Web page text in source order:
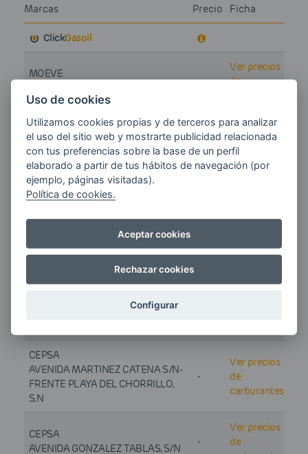
Marcas Precio Ficha
ClickGasoil
MOEVE
-
Ver precios
de
ON365
MUELLE ALFAU, S/N
-
Ver precios
de
carburantes
SHELL CATENA
AVENIDA MARTINEZ CATENA, 6
SHELL MUELLE DATO
-
de
AVENIDA MUELLE CAÑONERO
CEPSA
AVENIDA MARTINEZ CATENA S/N-
FRENTE PLAYA DEL CHORRILLO,
S,N
-
Ver precios
de
carburantes
CEPSA
AVENIDA GONZALEZ TABLAS, S/N
-
Ver precios
de
Uso de cookies
Utilizamos cookies propias y de terceros para analizar
el uso del sitio web y mostrarte publicidad relacionada
con tus preferencias sobre la base de un perfil
elaborado a partir de tus hábitos de navegación (por
ejemplo, páginas visitadas).
Política de cookies.
Aceptar cookies
Rechazar cookies
Configurar